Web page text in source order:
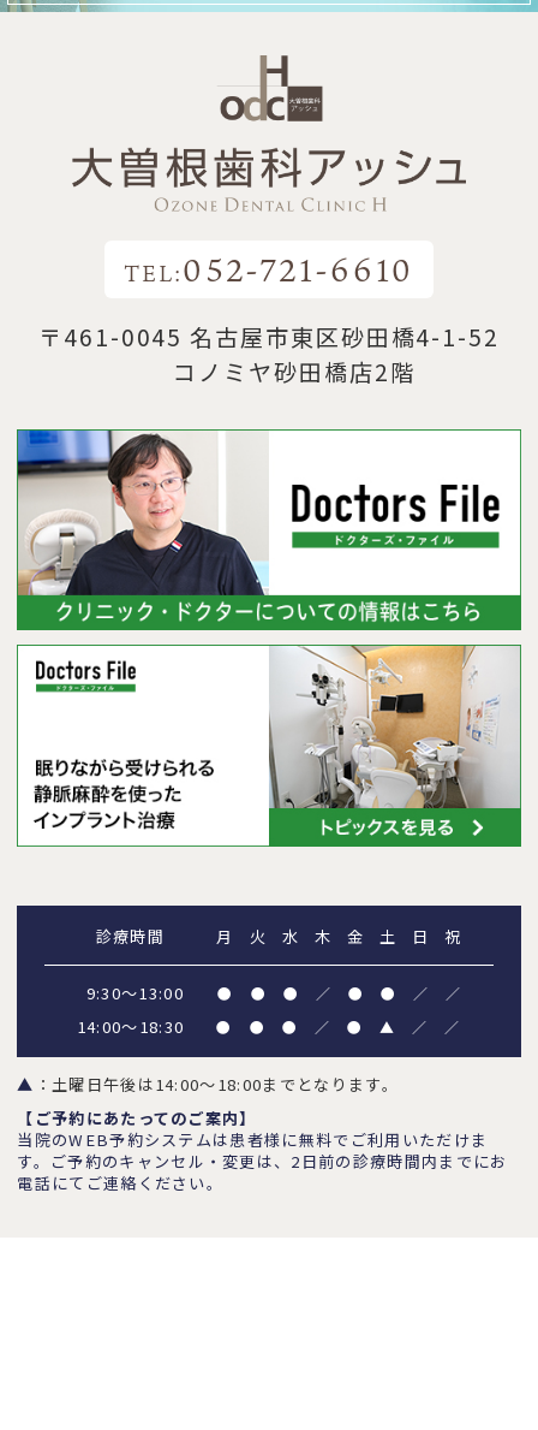
TEL:052-721-6610
〒461-0045 名古屋市東区砂田橋4-1-52
コノミヤ砂田橋店2階
診療時間 月 火 水 木 金 土 日 祝
9:30～13:00 ● ● ● ／ ● ● ／ ／
14:00～18:30 ● ● ● ／ ● ▲ ／ ／
▲ ：土曜日午後は14:00～18:00までとなります。
【ご予約にあたってのご案内】
当院のWEB予約システムは患者様に無料でご利用いただけま
す。ご予約のキャンセル・変更は、2日前の診療時間内までにお
電話にてご連絡ください。